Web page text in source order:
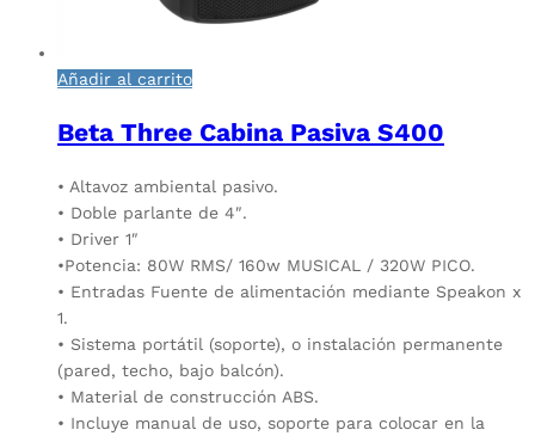
Añadir al carrito
Beta Three Cabina Pasiva S400
• Altavoz ambiental pasivo.
• Doble parlante de 4″.
• Driver 1″
•Potencia: 80W RMS/ 160w MUSICAL / 320W PICO.
• Entradas Fuente de alimentación mediante Speakon x
1.
• Sistema portátil (soporte), o instalación permanente
(pared, techo, bajo balcón).
• Material de construcción ABS.
• Incluye manual de uso, soporte para colocar en la